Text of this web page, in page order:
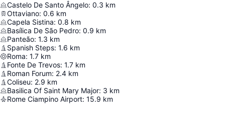
Castelo De Santo Ângelo: 0.3 km
Ottaviano: 0.6 km
Capela Sistina: 0.8 km
Basílica De São Pedro: 0.9 km
Panteão: 1.3 km
Spanish Steps: 1.6 km
Roma: 1.7 km
Fonte De Trevos: 1.7 km
Roman Forum: 2.4 km
Coliseu: 2.9 km
Basilica Of Saint Mary Major: 3 km
Rome Ciampino Airport: 15.9 km